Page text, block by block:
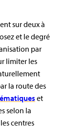
sur deux à
et le degré
par
limiter les
la route des
et
selon la
centres